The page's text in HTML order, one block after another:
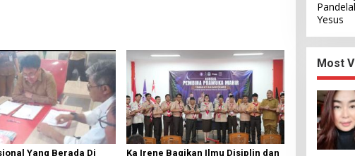
Yang Berada Di Ka Irene Bagikan Ilmu Disiplin dan
Yesus
Most